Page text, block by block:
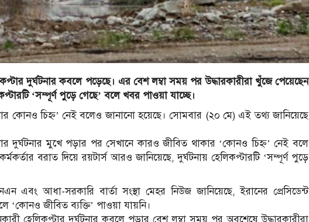
দুর্ঘটনার কবলে পড়েছে। এর বেশ লম্বা সময় পর উদ্ধারকারীরা খুঁজে পেয়েছেন
‘সম্পূর্ণ পুড়ে গেছে’ বলে খবর পাওয়া যাচ্ছে।
কোনও চিহ্ন’ নেই বলেও জানানো হয়েছে। সোমবার (২০ মে) এই তথ্য জানিয়েছে
দুর্ঘটনার মুখে পড়ার পর সেখানে কারও জীবিত থাকার ‘কোনও চিহ্ন’ নেই বলে
বরাত দিয়ে রয়টার্স আরও জানিয়েছে, দুর্ঘটনায় হেলিকপ্টারটি ‘সম্পূর্ণ পুড়ে
এবং আধা-সরকারি বার্তা সংস্থা মেহর নিউজ জানিয়েছে, ইরানের প্রেসিডেন্ট
‘কোনও জীবিত ব্যক্তি’ পাওয়া যায়নি।
হেলিকপ্টার দুর্ঘটনার কবলে পড়ার বেশ লম্বা সময় পর অবশেষে উদ্ধারকারীরা